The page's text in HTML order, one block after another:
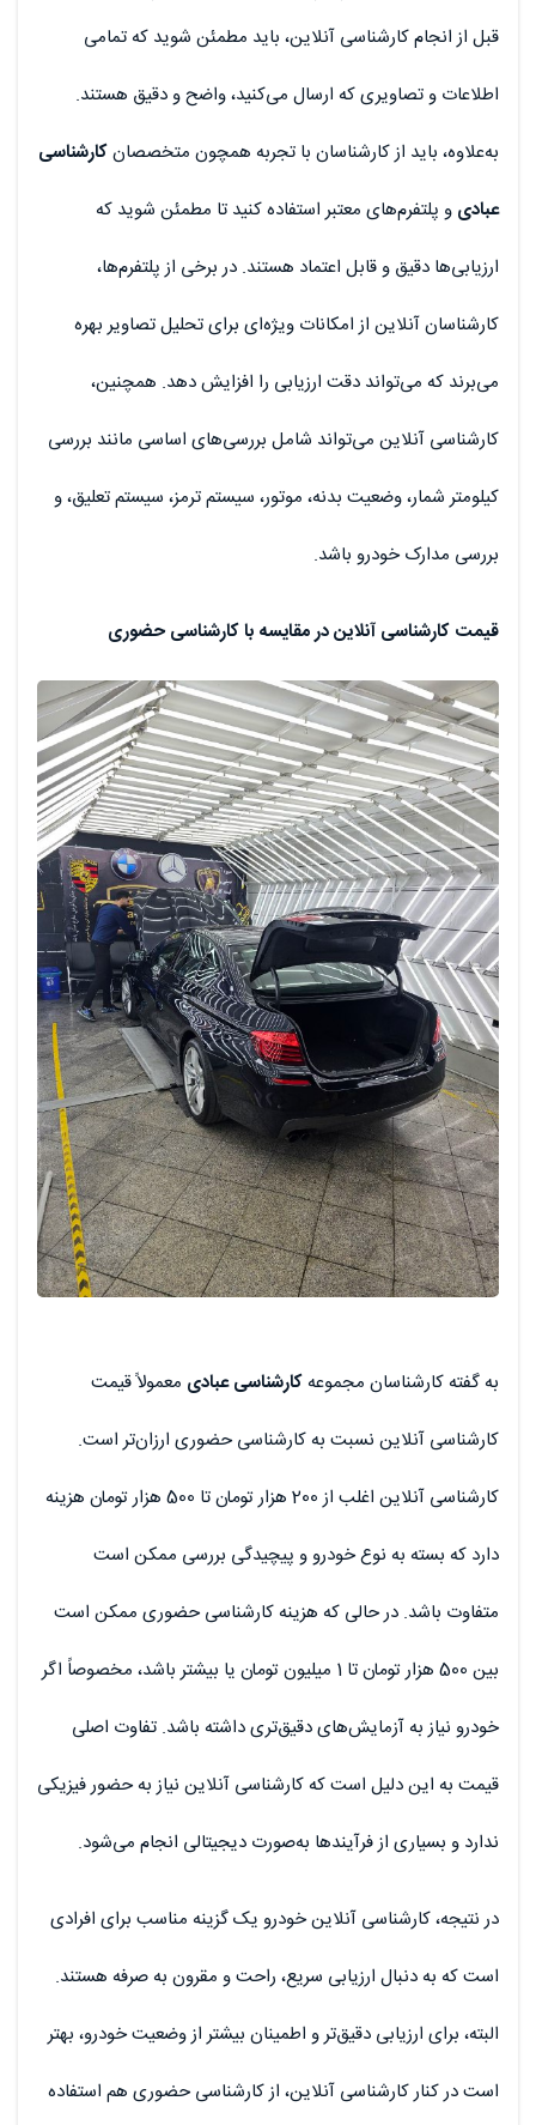
قبل از انجام کارشناسی آنلاین، باید مطمئن شوید که تمامی
اطلاعات و تصاویری که ارسال می‌کنید، واضح و دقیق هستند.
به‌علاوه، باید از کارشناسان با تجربه همچون متخصصانکارشناسی
عبادی و پلتفرم‌های معتبر استفاده کنید تا مطمئن شوید که
ارزیابی‌ها دقیق و قابل اعتماد هستند. در برخی از پلتفرم‌ها،
کارشناسان آنلاین از امکانات ویژه‌ای برای تحلیل تصاویر بهره
می‌برند که می‌تواند دقت ارزیابی را افزایش دهد. همچنین،
کارشناسی آنلاین می‌تواند شامل بررسی‌های اساسی مانند بررسی
کیلومتر شمار، وضعیت بدنه، موتور، سیستم ترمز، سیستم تعلیق، و
بررسی مدارک خودرو باشد.
قیمت کارشناسی آنلاین در مقایسه با کارشناسی حضوری
به گفته کارشناسان مجموعهکارشناسی عبادی معمولاً قیمت
کارشناسی آنلاین نسبت به کارشناسی حضوری ارزان‌تر است.
کارشناسی آنلاین اغلب از 200 هزار تومان تا 500 هزار تومان هزینه
دارد که بسته به نوع خودرو و پیچیدگی بررسی ممکن است
متفاوت باشد. در حالی که هزینه کارشناسی حضوری ممکن است
بین 500 هزار تومان تا 1 میلیون تومان یا بیشتر باشد، مخصوصاً اگر
خودرو نیاز به آزمایش‌های دقیق‌تری داشته باشد. تفاوت اصلی
قیمت به این دلیل است که کارشناسی آنلاین نیاز به حضور فیزیکی
ندارد و بسیاری از فرآیندها به‌صورت دیجیتالی انجام می‌شود.
در نتیجه، کارشناسی آنلاین خودرو یک گزینه مناسب برای افرادی
است که به دنبال ارزیابی سریع، راحت و مقرون به صرفه هستند.
البته، برای ارزیابی دقیق‌تر و اطمینان بیشتر از وضعیت خودرو، بهتر
است در کنار کارشناسی آنلاین، از کارشناسی حضوری هم استفاده